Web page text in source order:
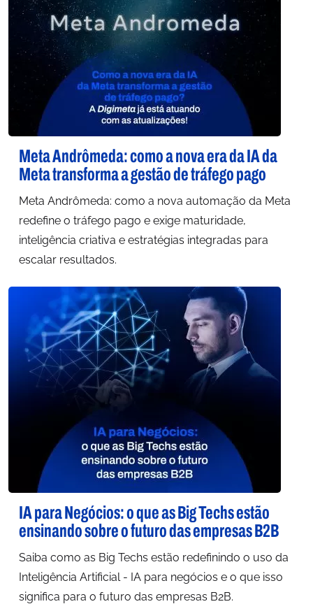
Meta Andrômeda: como a nova era da IA da
Meta transforma a gestão de tráfego pago
Meta Andrômeda: como a nova automação da Meta
redefine o tráfego pago e exige maturidade,
inteligência criativa e estratégias integradas para
escalar resultados.
IA para Negócios: o que as Big Techs estão
ensinando sobre o futuro das empresas B2B
Saiba como as Big Techs estão redefinindo o uso da
Inteligência Artificial - IA para negócios e o que isso
significa para o futuro das empresas B2B.